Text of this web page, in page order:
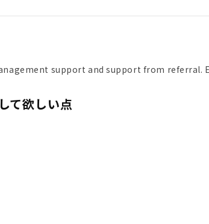
support and support from referral.
て欲しい点